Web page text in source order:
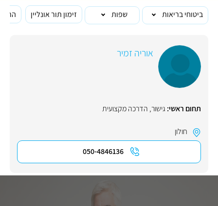
ביטוחי בריאות שפות זימון תור אונליין
אוריה זמיר
תחום ראשי: גישור, הדרכה מקצועית
חולון
050-4846136